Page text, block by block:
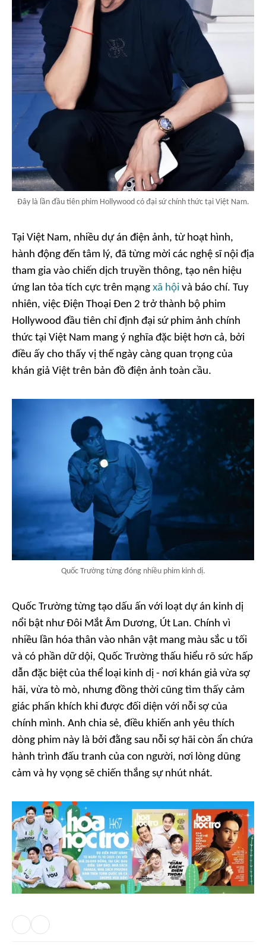
Đây là lần đầu tiên phim Hollywood có đại sứ chính thức tại Việt Nam.
Tại Việt Nam, nhiều dự án điện ảnh, từ hoạt hình,
hành động đến tâm lý, đã từng mời các nghệ sĩ nội địa
tham gia vào chiến dịch truyền thông, tạo nên hiệu
ứng lan tỏa tích cực trên mạng xã hội và báo chí. Tuy
nhiên, việc Điện Thoại Đen 2 trở thành bộ phim
Hollywood đầu tiên chỉ định đại sứ phim ảnh chính
thức tại Việt Nam mang ý nghĩa đặc biệt hơn cả, bởi
điều ấy cho thấy vị thế ngày càng quan trọng của
khán giả Việt trên bản đồ điện ảnh toàn cầu.
Quốc Trường từng đóng nhiều phim kinh dị.
Quốc Trường từng tạo dấu ấn với loạt dự án kinh dị
nổi bật nhưĐôi Mắt Âm Dương, Út Lan. Chính vì
nhiều lần hóa thân vào nhân vật mang màu sắc u tối
và có phần dữ dội, Quốc Trường thấu hiểu rõ sức hấp
dẫn đặc biệt của thể loại kinh dị - nơi khán giả vừa sợ
hãi, vừa tò mò, nhưng đồng thời cũng tìm thấy cảm
giác phấn khích khi được đối diện với nỗi sợ của
chính mình. Anh chia sẻ, điều khiến anh yêu thích
dòng phim này là bởi đằng sau nỗi sợ hãi còn ẩn chứa
hành trình đấu tranh của con người, nơi lòng dũng
cảm và hy vọng sẽ chiến thắng sự nhút nhát.